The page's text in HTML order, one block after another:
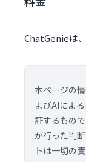
ChatGenieは
本ページの
よびAIによ
証するもの
が行った判
トは一切の